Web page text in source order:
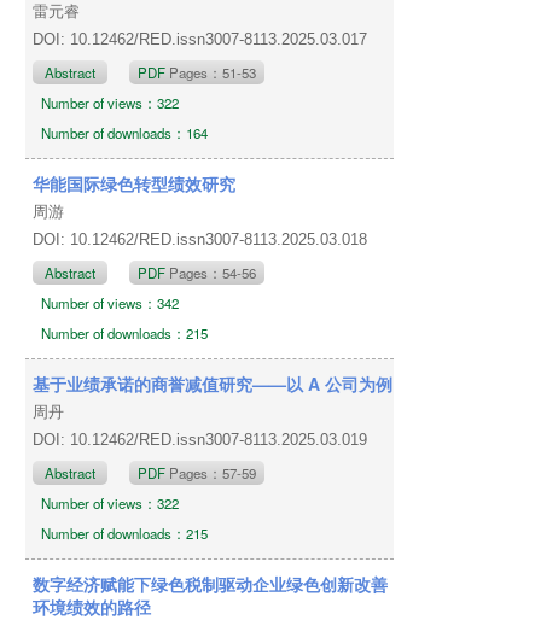
雷元睿
DOI: 10.12462/RED.issn3007-8113.2025.03.017
Abstract PDF Pages：51-53
Number of views：322
Number of downloads：164
华能国际绿色转型绩效研究
周游
DOI: 10.12462/RED.issn3007-8113.2025.03.018
Abstract PDF Pages：54-56
Number of views：342
Number of downloads：215
基于业绩承诺的商誉减值研究——以 A 公司为例
周丹
DOI: 10.12462/RED.issn3007-8113.2025.03.019
Abstract PDF Pages：57-59
Number of views：322
Number of downloads：215
数字经济赋能下绿色税制驱动企业绿色创新改善
环境绩效的路径